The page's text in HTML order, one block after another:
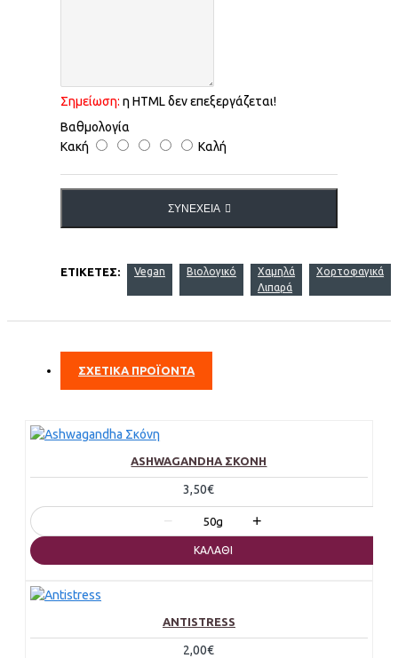
Σημείωση: η HTML δεν επεξεργάζεται!
Βαθμολογία
Κακή
Καλή
ΣΥΝΈΧΕΙΑ
ΕΤΙΚΈΤΕΣ: Vegan Βιολογικό
Χαμηλά
Λιπαρά
Χορτοφαγικά
ΣΧΕΤΙΚΑ ΠΡΟΪΟΝΤΑ
ASHWAGANDHA ΣΚΌΝΗ
3,50€
− 50g +
ΚΑΛΆΘΙ
ANTISTRESS
2,00€